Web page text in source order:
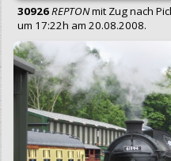
30926REPTONmit Zug nach
um 17:22h am 20.08.2008.